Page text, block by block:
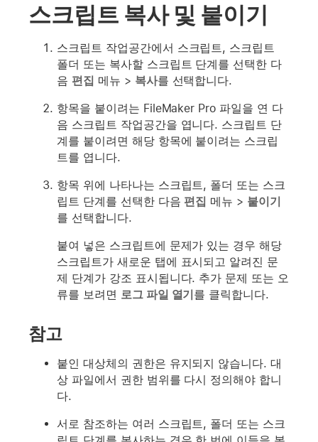
스크립트 복사 및 붙이기
스크립트 작업공간에서 스크립트, 스크립트
폴더 또는 복사할 스크립트 단계를 선택한 다
음 편집 메뉴 > 복사를 선택합니다.
항목을 붙이려는 FileMaker Pro 파일을 연 다
음 스크립트 작업공간을 엽니다. 스크립트 단
계를 붙이려면 해당 항목에 붙이려는 스크립
트를 엽니다.
항목 위에 나타나는 스크립트, 폴더 또는 스크
립트 단계를 선택한 다음 편집 메뉴 > 붙이기
를 선택합니다.
붙여 넣은 스크립트에 문제가 있는 경우 해당
스크립트가 새로운 탭에 표시되고 알려진 문
제 단계가 강조 표시됩니다. 추가 문제 또는 오
류를 보려면 로그 파일 열기를 클릭합니다.
참고
붙인 대상체의 권한은 유지되지 않습니다. 대
상 파일에서 권한 범위를 다시 정의해야 합니
다.
서로 참조하는 여러 스크립트, 폴더 또는 스크